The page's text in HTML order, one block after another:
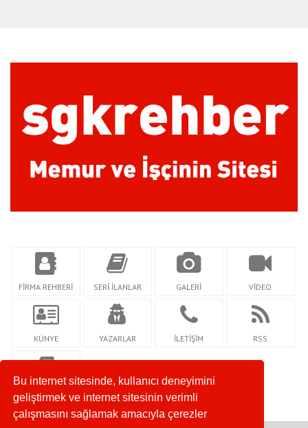
Bu internet sitesinde, kullanıcı deneyimini
geliştirmek ve internet sitesinin verimli
çalışmasını sağlamak amacıyla çerezler
FİRMA REHBERİ SERİ İLANLAR GALERİ VİDEO
KÜNYE YAZARLAR İLETİŞİM RSS